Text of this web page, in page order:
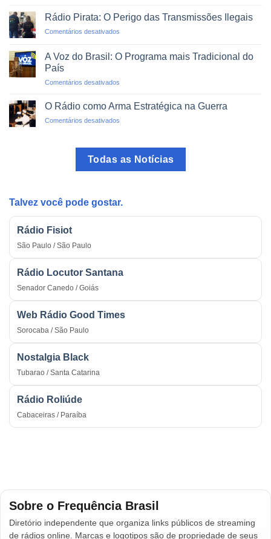
Impacto
Rádio
como
Trânsito
Rádio Pirata: O Perigo das Transmissões Ilegais
Comentários desativados
Pirata:
O
Ilegais
A Voz do Brasil: O Programa mais Tradicional do
País
Comentários desativados
Tradicional
O Rádio como Arma Estratégica na Guerra
Comentários desativados
Arma
Estratégica
Todas as Notícias
Talvez você pode gostar.
Rádio Fisiot
São Paulo / São Paulo
Rádio Locutor Santana
Senador Canedo / Goiás
Web Rádio Good Times
Sorocaba / São Paulo
Nostalgia Black
Tubarao / Santa Catarina
Rádio Roliúde
Cabaceiras / Paraíba
Sobre o Frequência Brasil
Diretório independente que organiza links públicos de streaming
de rádios online. Marcas e logotipos são de propriedade de seus